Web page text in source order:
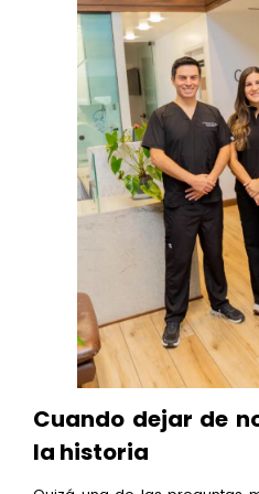
Cuando dejar de
la historia